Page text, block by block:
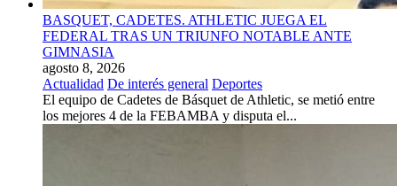
BASQUET, CADETES. ATHLETIC JUEGA EL
FEDERAL TRAS UN TRIUNFO NOTABLE ANTE
GIMNASIA
agosto 8, 2026
Actualidad De interés general Deportes
El equipo de Cadetes de Básquet de Athletic, se metió entre
los mejores 4 de la FEBAMBA y disputa el...